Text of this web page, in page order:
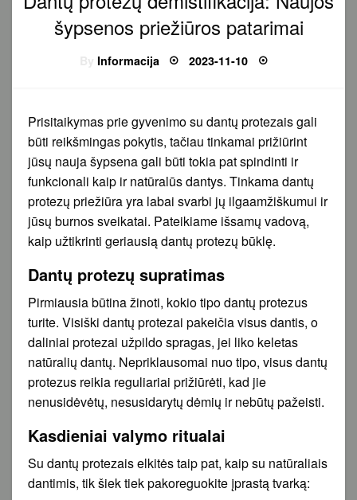
šypsenos priežiūros patarimai
Informacija Posted
on
2023-11-10
Prisitaikymas prie gyvenimo su dantų protezais gali
būti reikšmingas pokytis, tačiau tinkamai prižiūrint
jūsų nauja šypsena gali būti tokia pat spindinti ir
funkcionali kaip ir natūralūs dantys. Tinkama dantų
protezų priežiūra yra labai svarbi jų ilgaamžiškumui ir
jūsų burnos sveikatai. Pateikiame išsamų vadovą,
kaip užtikrinti geriausią dantų protezų būklę.
Dantų protezų supratimas
Pirmiausia būtina žinoti, kokio tipo dantų protezus
turite. Visiški dantų protezai pakeičia visus dantis, o
daliniai protezai užpildo spragas, jei liko keletas
natūralių dantų. Nepriklausomai nuo tipo, visus dantų
protezus reikia reguliariai prižiūrėti, kad jie
nenusidėvėtų, nesusidarytų dėmių ir nebūtų pažeisti.
Kasdieniai valymo ritualai
Su dantų protezais elkitės taip pat, kaip su natūraliais
dantimis, tik šiek tiek pakoreguokite įprastą tvarką: